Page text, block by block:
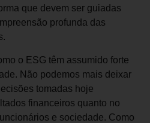
que devem ser guiadas
profunda das
o ESG têm assumido forte
Não podemos mais deixar
tomadas hoje
financeiros quanto no
e sociedade. Como